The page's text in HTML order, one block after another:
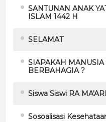
SANTUNAN ANAK
ISLAM 1442 H
SELAMAT
SIAPAKAH MANUSIA
BERBAHAGIA ?
Siswa Siswi RA
Sosoalisasi